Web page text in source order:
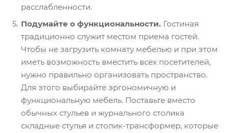
расслабленности.
Подумайте о функциональности. Гостиная
традиционно служит местом приема гостей.
Чтобы не загрузить комнату мебелью и при этом
иметь возможность вместить всех посетителей,
нужно правильно организовать пространство.
Для этого выбирайте эргономичную и
функциональную мебель. Поставьте вместо
обычных стульев и журнального столика
складные стулья и столик-трансформер, которые